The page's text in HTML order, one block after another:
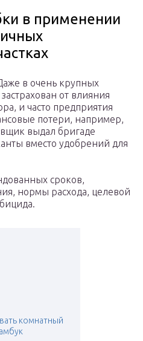
в применении
в очень крупных
от влияния
и часто предприятия
потери, например,
выдал бригаде
вместо удобрений для
сроков,
нормы расхода, целевой
комнатный